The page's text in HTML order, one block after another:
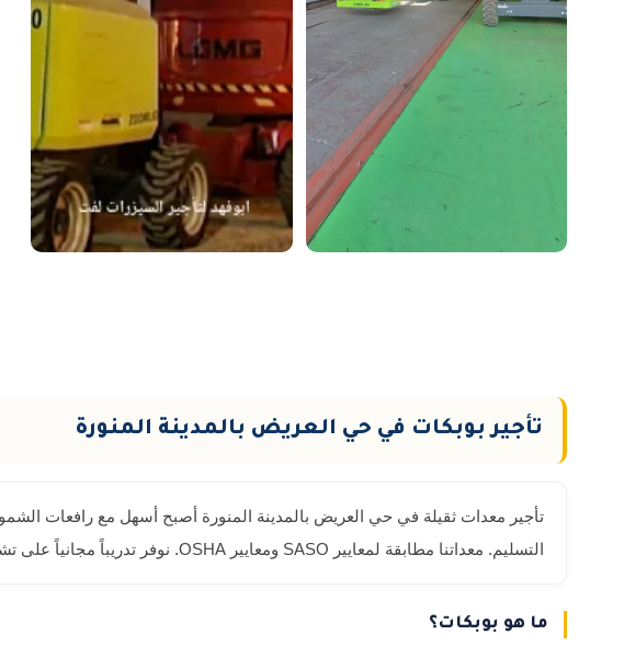
تأجير بوبكات في حي العريض بالمدينة المنورة
التسليم. معداتنا مطابقة لمعايير SASO ومعايير OSHA. نوفر تدريباً مجانياً على تشغيل المعدة لفريقك عند الطلب. إرشادات السلامة باللغة العربية مع كل معدة. فحص يومي قبل بدء العمل.
ما هو بوبكات؟